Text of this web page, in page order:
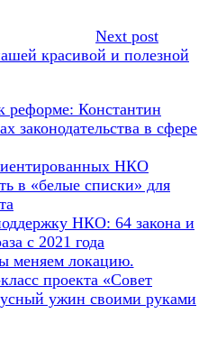
Next post
красивой и полезной
Константин
законодательства в сфере
НКО
в «белые списки» для
НКО: 64 закона и
с 2021 года
локацию.
проекта «Совет
ужин своими руками